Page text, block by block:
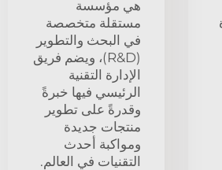
هي مؤسسة
مستقلة متخصصة
في البحث والتطوير
(R&D)، ويضم فريق
الإدارة التقنية
الرئيسي فيها خبرةً
وقدرةً على تطوير
منتجات جديدة
ومواكبة أحدث
التقنيات في العالم.